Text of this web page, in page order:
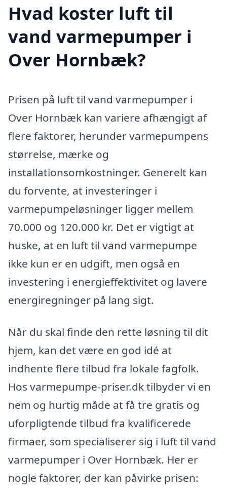
Hvad koster luft til
vand varmepumper i
Over Hornbæk?
Prisen på luft til vand varmepumper i
Over Hornbæk kan variere afhængigt af
flere faktorer, herunder varmepumpens
størrelse, mærke og
installationsomkostninger. Generelt kan
du forvente, at investeringer i
varmepumpeløsninger ligger mellem
70.000 og 120.000 kr. Det er vigtigt at
huske, at en luft til vand varmepumpe
ikke kun er en udgift, men også en
investering i energieffektivitet og lavere
energiregninger på lang sigt.
Når du skal finde den rette løsning til dit
hjem, kan det være en god idé at
indhente flere tilbud fra lokale fagfolk.
Hos varmepumpe-priser.dk tilbyder vi en
nem og hurtig måde at få tre gratis og
uforpligtende tilbud fra kvalificerede
firmaer, som specialiserer sig i luft til vand
varmepumper i Over Hornbæk. Her er
nogle faktorer, der kan påvirke prisen: